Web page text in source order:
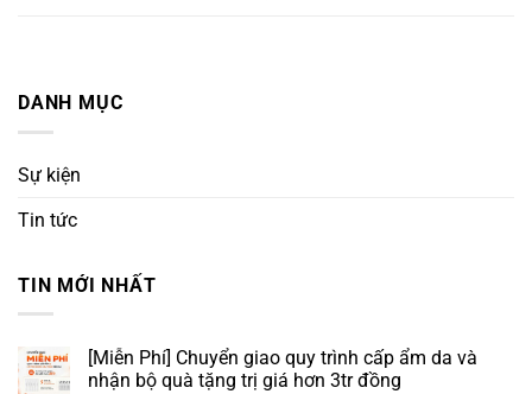
DANH MỤC
Sự kiện
Tin tức
TIN MỚI NHẤT
[Miễn Phí] Chuyển giao quy trình cấp ẩm da và
nhận bộ quà tặng trị giá hơn 3tr đồng